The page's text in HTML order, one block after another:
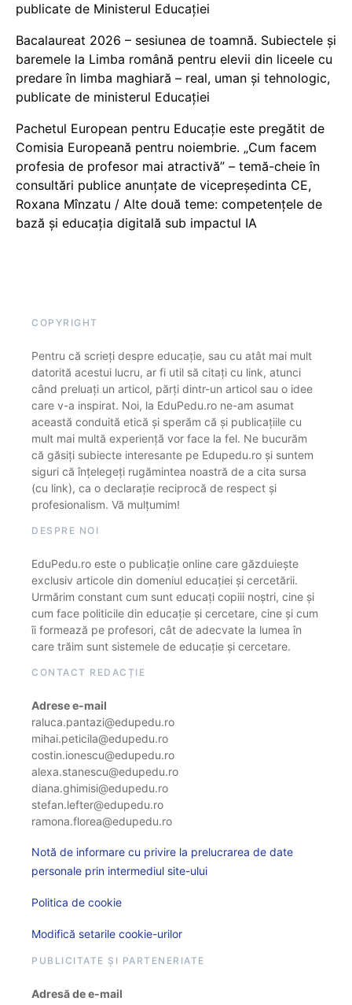
publicate de Ministerul Educației
Bacalaureat 2026 – sesiunea de toamnă. Subiectele și
baremele la Limba română pentru elevii din liceele cu
predare în limba maghiară – real, uman și tehnologic,
publicate de ministerul Educației
Pachetul European pentru Educație este pregătit de
Comisia Europeană pentru noiembrie. „Cum facem
profesia de profesor mai atractivă” – temă-cheie în
consultări publice anunțate de vicepreședinta CE,
Roxana Mînzatu / Alte două teme: competențele de
bază și educația digitală sub impactul IA
COPYRIGHT
Pentru că scrieți despre educație, sau cu atât mai mult
datorită acestui lucru, ar fi util să citați cu link, atunci
când preluați un articol, părți dintr-un articol sau o idee
care v-a inspirat. Noi, la EduPedu.ro ne-am asumat
această conduită etică și sperăm că și publicațiile cu
mult mai multă experiență vor face la fel. Ne bucurăm
că găsiți subiecte interesante pe Edupedu.ro și suntem
siguri că înțelegeți rugămintea noastră de a cita sursa
(cu link), ca o declarație reciprocă de respect și
profesionalism. Vă mulțumim!
DESPRE NOI
EduPedu.ro este o publicație online care găzduiește
exclusiv articole din domeniul educației și cercetării.
Urmărim constant cum sunt educați copiii noștri, cine și
cum face politicile din educație și cercetare, cine și cum
îi formează pe profesori, cât de adecvate la lumea în
care trăim sunt sistemele de educație și cercetare.
CONTACT REDACȚIE
Adrese e-mail
raluca.pantazi@edupedu.ro
mihai.peticila@edupedu.ro
costin.ionescu@edupedu.ro
alexa.stanescu@edupedu.ro
diana.ghimisi@edupedu.ro
stefan.lefter@edupedu.ro
ramona.florea@edupedu.ro
Notă de informare cu privire la prelucrarea de date
personale prin intermediul site-ului
Politica de cookie
Modifică setarile cookie-urilor
PUBLICITATE ȘI PARTENERIATE
Adresă de e-mail